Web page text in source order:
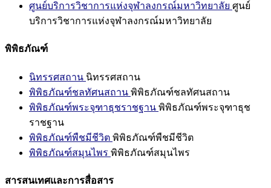
ศูนย์บริการวิชาการแห่งจุฬาลงกรณ์มหาวิทยาลัย ศูนย์
บริการวิชาการแห่งจุฬาลงกรณ์มหาวิทยาลัย
พิพิธภัณฑ์
นิทรรศสถาน นิทรรศสถาน
พิพิธภัณฑ์ชลทัศนสถาน พิพิธภัณฑ์ชลทัศนสถาน
พิพิธภัณฑ์พระจุฑาธุชราชฐาน พิพิธภัณฑ์พระจุฑาธุช
ราชฐาน
พิพิธภัณฑ์พืชมีชีวิต พิพิธภัณฑ์พืชมีชีวิต
พิพิธภัณฑ์สมุนไพร พิพิธภัณฑ์สมุนไพร
สารสนเทศและการสื่อสาร